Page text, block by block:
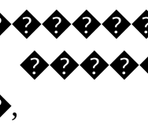
,